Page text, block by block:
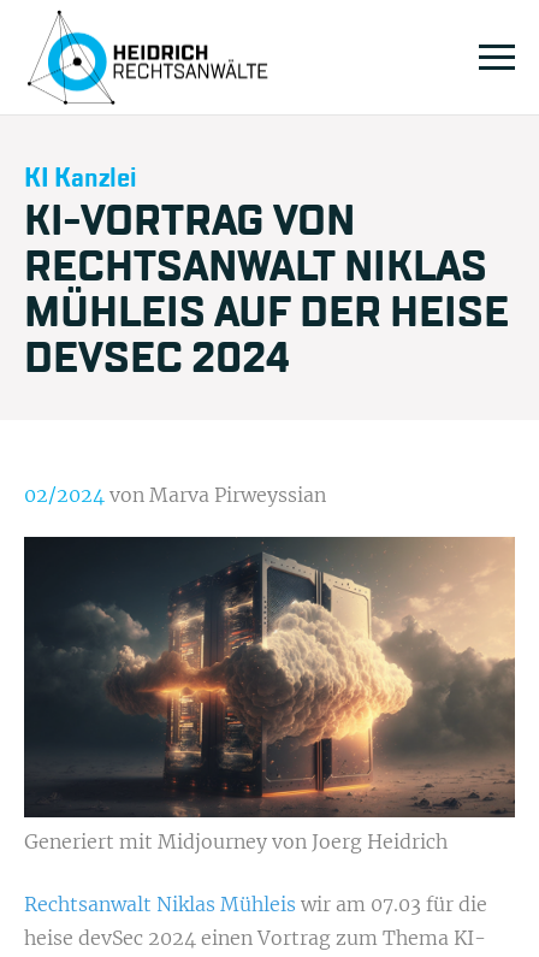
KI Kanzlei
KI-VORTRAG VON
RECHTSANWALT NIKLAS
MÜHLEIS AUF DER HEISE
DEVSEC 2024
02/2024 von Marva Pirweyssian
Generiert mit Midjourney von Joerg Heidrich
Rechtsanwalt Niklas Mühleis wir am 07.03 für die
heise devSec 2024 einen Vortrag zum Thema KI-